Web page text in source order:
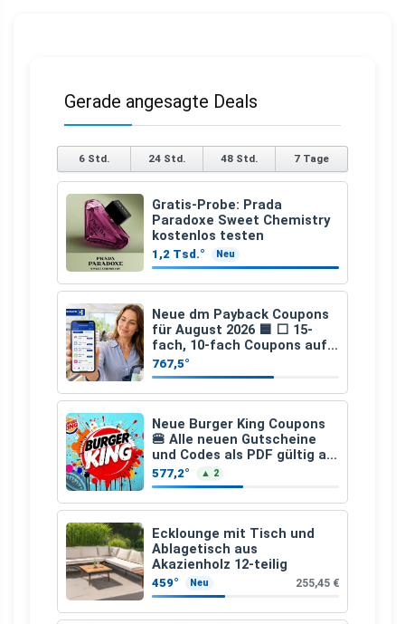
Gerade angesagte Deals
6 Std. 24 Std. 48 Std. 7 Tage
Gratis-Probe: Prada
Paradoxe Sweet Chemistry
kostenlos testen
1,2 Tsd.° Neu
Neue dm Payback Coupons
für August 2026 🟦 ⬜ 15-
fach, 10-fach Coupons auf
den gesamten Einkauf ab 2
€
767,5°
Neue Burger King Coupons
🍔 Alle neuen Gutscheine
und Codes als PDF gültig ab
25.07.2026 bis 04.09.2026
577,2° ▲ 2
Ecklounge mit Tisch und
Ablagetisch aus
Akazienholz 12-teilig
459° Neu 255,45 €